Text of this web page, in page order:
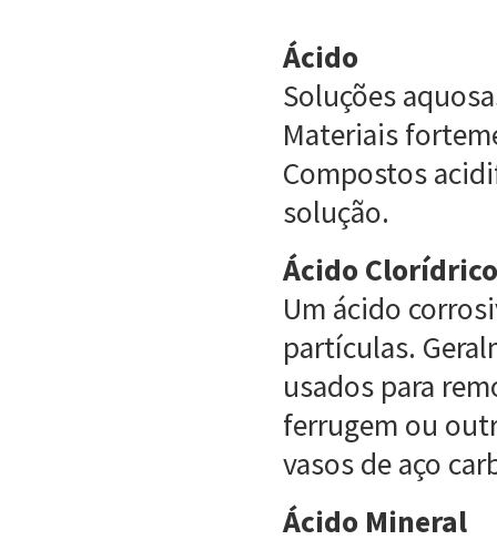
Ácido
Soluções
Materiais
Compostos
solução.
Ácido
Um ácido
partículas.
usados para
ferrugem ou
vasos de aço
Ácido Mineral